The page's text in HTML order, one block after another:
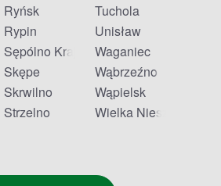
Ryńsk
Rypin
Sępólno Krajeńskie
Skępe
Skrwilno
Strzelno
Tuchola
Unisław
Waganiec
Wąbrzeźno
Wąpielsk
Wielka Nieszawka